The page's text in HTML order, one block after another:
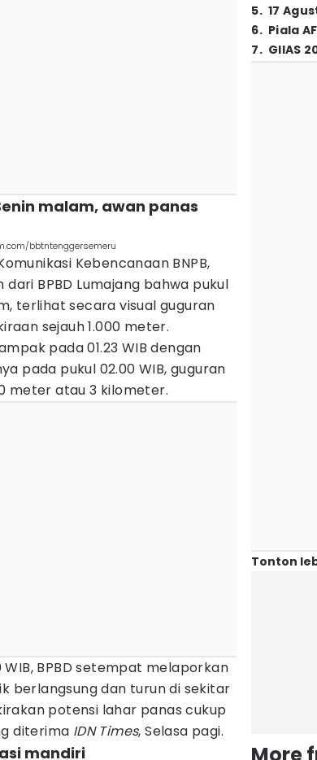
malam, awan panas
bbtntenggersemeru
Kebencanaan BNPB,
BPBD Lumajang bahwa pukul
terlihat secara visual guguran
sejauh 1.000 meter.
pada 01.23 WIB dengan
pada pukul 02.00 WIB, guguran
meter atau 3 kilometer.
BPBD setempat melaporkan
berlangsung dan turun di sekitar
potensi lahar panas cukup
diterima IDN Times, Selasa pagi.
mandiri
5. 17
6. Piala
7. GIIAS
Tonton